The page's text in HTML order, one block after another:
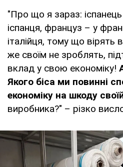
"Про що я зараз:
іспанця, француз – у
італійця, тому що вірять
же своїм не зроблять,
вклад у свою економіку!
Якого біса ми повинні
економіку на шкоду
виробника?" – різко